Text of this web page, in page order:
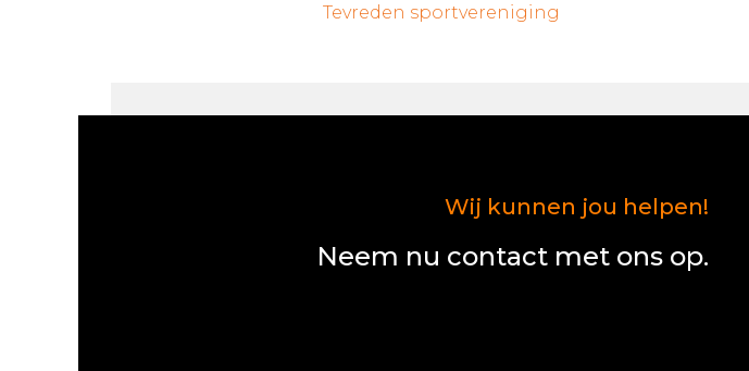
Tevreden sportvereniging
Wij kunnen jou helpen!
Neem nu contact met ons op.